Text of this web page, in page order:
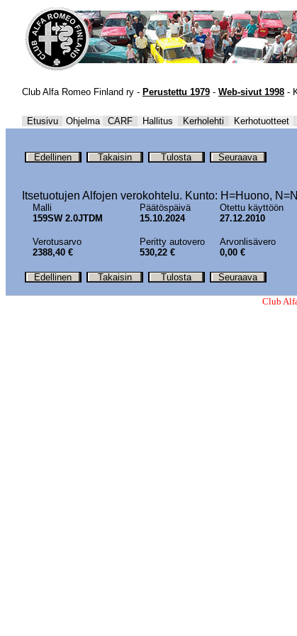
Club Alfa Romeo Finland ry - Perustettu 1979 - Web-sivut 1998 -
Etusivu Ohjelma CARF Hallitus Kerholehti Kerhotuotteet
Edellinen Takaisin Tulosta Seuraava
Itsetuotujen Alfojen verokohtelu. Kunto: H=Huono,
Malli Päätöspäivä Otettu käyttöön
159SW 2.0JTDM
15.10.2024 27.12.2010
Verotusarvo Peritty autovero Arvonlisävero
2388,40 €
530,22 € 0,00 €
Edellinen Takaisin Tulosta Seuraava
Club